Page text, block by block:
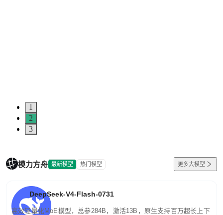
1
2
3
模力方舟 最新模型 热门模型 更多大模型
DeepSeek-V4-Flash-0731
高效轻量化MoE模型，总参284B，激活13B，原生支持百万超长上下